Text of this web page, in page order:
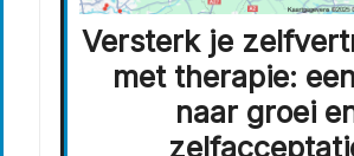
Versterk je
met therapie:
naar groei